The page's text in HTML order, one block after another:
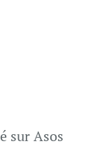
sur Asos